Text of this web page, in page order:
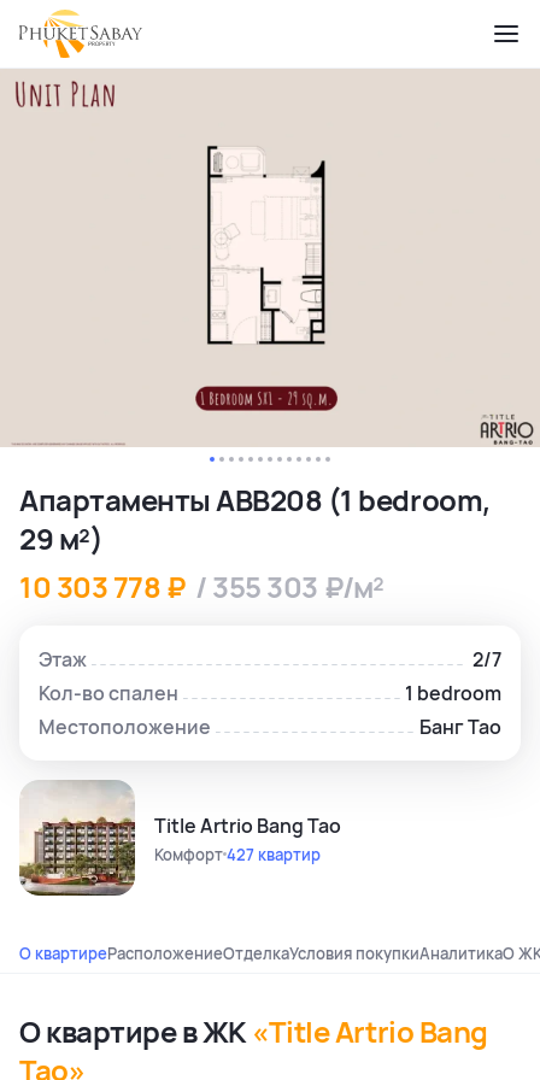
Апартаменты ABB208 (1 bedroom,
29 м²)
10 303 778 ₽ / 355 303 ₽/м²
Этаж
2/7
Кол-во спален
1 bedroom
Местоположение
Банг Тао
Title Artrio Bang Tao
Комфорт427 квартир
О квартиреРасположениеОтделкаУсловия покупкиАналитикаО
О квартире в ЖК «Title Artrio Bang
Tao»